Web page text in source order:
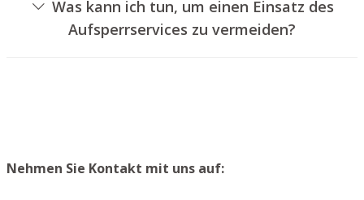
Türschloss aufzubohren. Wir bauen Ihnen jedoch einen
neuen Türzylinder ein, sodass die Tür wieder
Was kann ich tun, um einen Einsatz des
Aufsperrservices zu vermeiden?
Nehmen Sie Kontakt mit uns auf: